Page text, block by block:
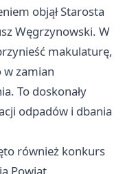
objął Starosta
Węgrzynowski. W
makulaturę,
w zamian
To doskonały
odpadów i dbania
również konkurs